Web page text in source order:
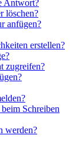
Antwort?
löschen?
anfügen?
erstellen?
zugreifen?
Schreiben
werden?